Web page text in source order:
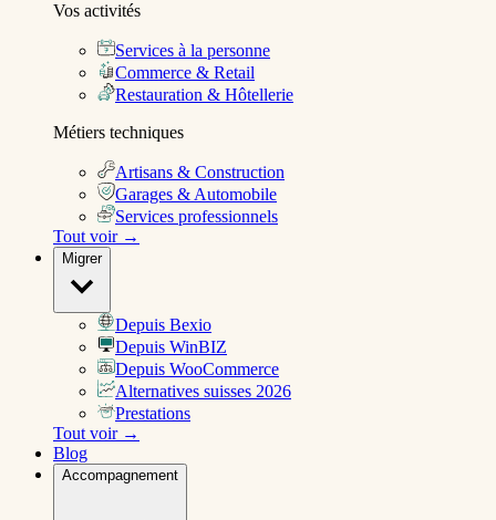
Vos activités
Services à la personne
Commerce & Retail
Restauration & Hôtellerie
Métiers techniques
Artisans & Construction
Garages & Automobile
Services professionnels
Tout voir →
Migrer
Depuis Bexio
Depuis WinBIZ
Depuis WooCommerce
Alternatives suisses 2026
Prestations
Tout voir →
Blog
Accompagnement